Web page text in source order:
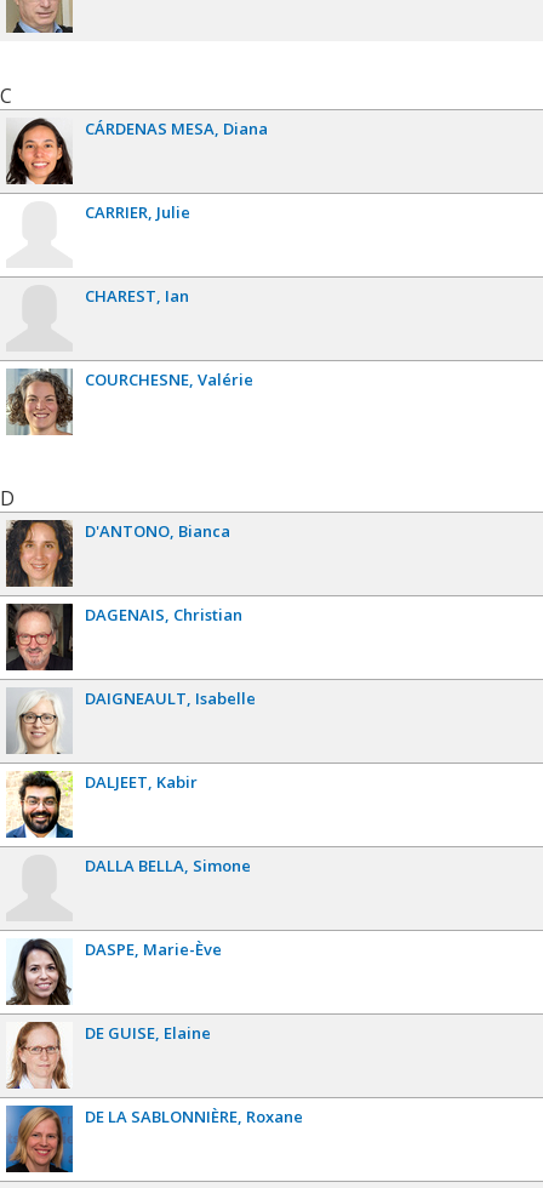
C
CÁRDENAS MESA Diana
CARRIER Julie
CHAREST Ian
COURCHESNE Valérie
D
D'ANTONO Bianca
DAGENAIS Christian
DAIGNEAULT Isabelle
DALJEET Kabir
DALLA BELLA Simone
DASPE Marie-Ève
DE GUISE Elaine
DE LA SABLONNIÈRE Roxane